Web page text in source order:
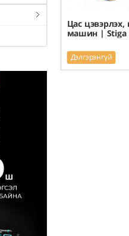
Цас
машин | Stiga
Дэлгэрэнгүй